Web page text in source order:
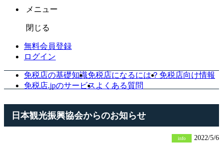
メニュー
閉じる
無料会員登録
ログイン
免税店の基礎知識免税店になるには？ 免税店向け情報
免税店.jpのサービス よくある質問
日本観光振興協会からのお知らせ
info 2022/5/6